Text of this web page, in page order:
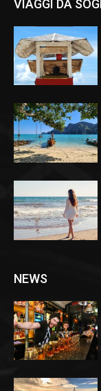
VIAGGI DA
NEWS